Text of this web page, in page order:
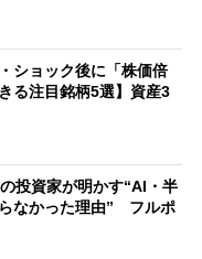
ショック後に「株価倍
る注目銘柄5選】資産3
投資家が明かす“AI・半
なかった理由” フルポ